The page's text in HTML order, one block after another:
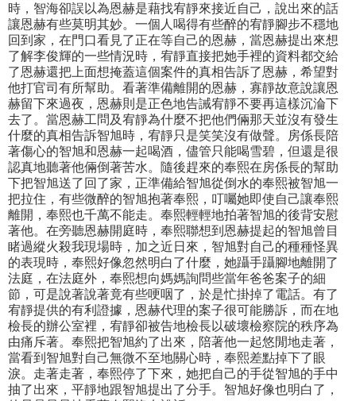
時，智海卻誤以為恩赫是藉找宥靜來接近自己，說出來的話
讓恩赫有些莫明其妙。一個人喝得有些醉的宥靜腳步不穩地
回到家，在門口看見了正在等自己的恩赫，當恩赫提出來想
了解李俊輝的一些情況時，宥靜直接把她手裡的資料都交給
了恩赫還把上面想掩蓋這個案件的真相告訴了恩赫，希望對
他打官司有所幫助。看著準備離開的恩赫，寡靜故意說讓恩
赫留下來過夜，恩赫則是正色地告誡宥靜不要再這樣沉淪下
去了。當恩赫工問及宥靜為什麼不把他們倆那天並沒有發生
什麼的真相告訴智旭時，宥靜只是笑笑沒有做聲。房係長陪
著傷心的智旭和恩赫一起喝酒，儘管只能喝雪碧，但還是很
認真地聽著他倆倒著苦水。隨後趕來的奉熙在房係長的幫助
下把智旭送了回了家，正準備給智旭從倒水的奉熙被智旭一
把拉住，有些微醉的智旭抱著奉熙，叮囑她即使自己讓奉熙
離開，奉熙也千萬不能走。奉熙輕輕地拍著智旭的後背安慰
著他。在旁聽恩赫開庭時，奉熙聯想到恩赫提起的智旭曾目
睹過縱火殺我現場時，加之近日來，智旭對自己的種種怪異
的表現時，奉熙好像忽然明白了什麼，她躡手躡腳地離開了
法庭，在法庭外，奉熙想向媽媽詢問些當年爸爸案子的細
節，可是說著說著竟有些哽咽了，於是忙掛掉了電話。有了
宥靜提供的有利證據，恩赫代理的案子很可能勝訴，而在地
檢長的辦公室裡，宥靜卻被告地檢長以破壞檢察院的秩序為
由痛斥著。奉熙把智旭約了出來，陪著他一起悠閒地走著，
當看到智旭對自己無微不至地關心時，奉熙差點掉下了眼
淚。走著走著，奉熙停了下來，她把自己的手從智旭的手中
抽了出來，平靜地跟智旭提出了分手。智旭好像也明白了，